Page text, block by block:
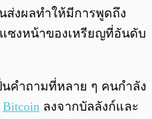
ส่งผลทำให้มีการพูดถึง
แซงหน้าของเหรียญที่อันดับ
นคำถามที่หลาย ๆ คนกำลัง
Bitcoin ลงจากบัลลังก์และ